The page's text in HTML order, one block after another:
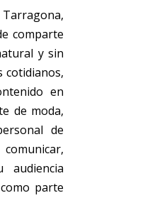
Tarragona,
comparte
y sin
cotidianos,
en
de moda,
de
parte